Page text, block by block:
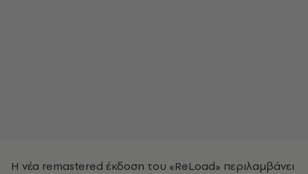
Η νέα remastered έκδοση του «ReLoad» περιλαμβάνει